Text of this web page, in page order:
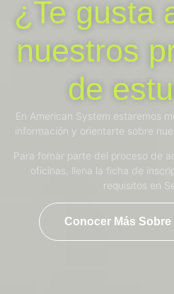
¿Te gusta
nuestros
de
En American System estaremos
información y orientarte sobre
Para fomar parte del proceso de
oficinas, llena la ficha de
requisitos en
Conocer Más